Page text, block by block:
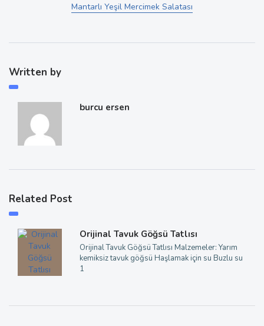
Mantarlı Yeşil Mercimek Salatası
Written by
burcu ersen
Related Post
Orijinal Tavuk Göğsü Tatlısı
Orijinal Tavuk Göğsü Tatlısı Malzemeler: Yarım
kemiksiz tavuk göğsü Haşlamak için su Buzlu su
1